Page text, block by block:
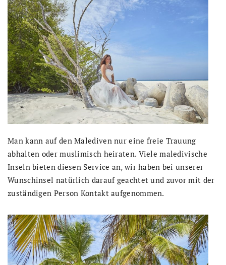
Man kann auf den Malediven nur eine freie Trauung
abhalten oder muslimisch heiraten. Viele maledivische
Inseln bieten diesen Service an, wir haben bei unserer
Wunschinsel natürlich darauf geachtet und zuvor mit der
zuständigen Person Kontakt aufgenommen.